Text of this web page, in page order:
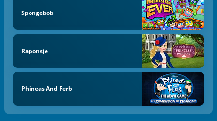
Spongebob
Raponsje
Phineas And Ferb